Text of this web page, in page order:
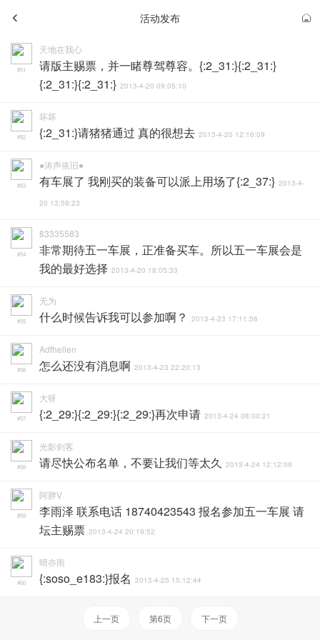
活动发布
天地在我心
#51
请版主赐票，并一睹尊驾尊容。{:2_31:}{:2_31:}
{:2_31:}{:2_31:} 2013-4-20 09:05:10
坏坏
#52 {:2_31:}请猪猪通过 真的很想去 2013-4-20 12:16:09
●涛声依旧●
#53 有车展了 我刚买的装备可以派上用场了{:2_37:} 2013-4-
20 13:59:23
83335583
#54
非常期待五一车展，正准备买车。所以五一车展会是
我的最好选择 2013-4-20 18:05:33
无为
#55 什么时候告诉我可以参加啊？ 2013-4-23 17:11:56
Adfhellen
#56 怎么还没有消息啊 2013-4-23 22:20:13
大呀
#57 {:2_29:}{:2_29:}{:2_29:}再次申请 2013-4-24 08:00:21
光影剑客
#58 请尽快公布名单，不要让我们等太久 2013-4-24 12:12:09
阿胖V
#59
李雨泽 联系电话 18740423543 报名参加五一车展 请
坛主赐票 2013-4-24 20:19:52
晴亦雨
#60 {:soso_e183:}报名 2013-4-25 15:12:44
上一页 第6页 下一页